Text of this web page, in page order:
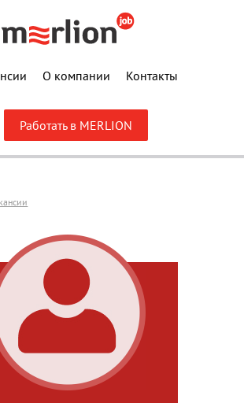
О компании Контакты
Работать в MERLION